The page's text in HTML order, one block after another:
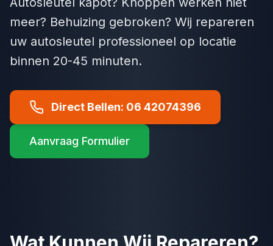
meer? Behuizing gebroken? Wij repareren
uw autosleutel professioneel op locatie
binnen 20-45 minuten.
Direct Bellen: 06 42074396
Aanvraag Formulier